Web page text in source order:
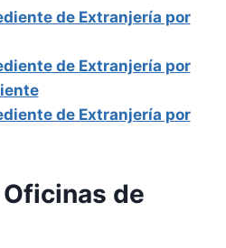
de Extranjería por
de Extranjería por
de Extranjería por
de